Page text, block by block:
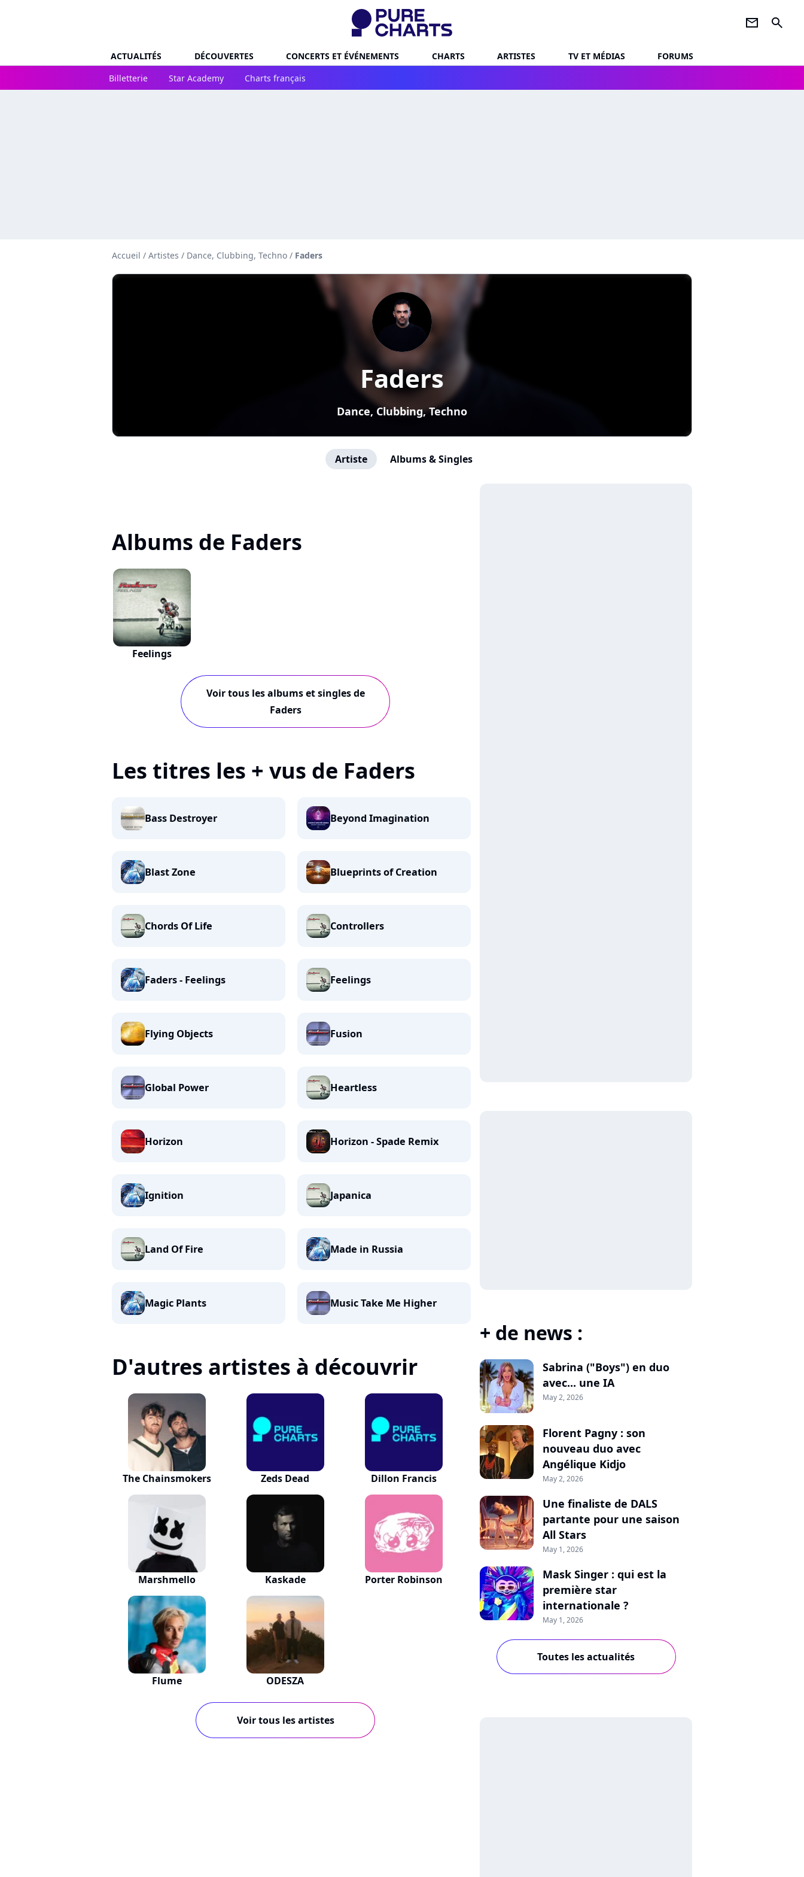
newsletter search
ACTUALITÉS DÉCOUVERTES CONCERTS ET ÉVÉNEMENTS CHARTS ARTISTES TV ET MÉDIAS
FORUMS
Billetterie
Star Academy Charts français
Accueil / Artistes / Dance, Clubbing, Techno / Faders
Faders
Dance, Clubbing, Techno
Artiste Albums & Singles
Albums de Faders
Feelings
Voir tous les albums et singles de
Faders
Les titres les + vus de Faders
Bass Destroyer Beyond Imagination
Blast Zone Blueprints of Creation
Chords Of Life Controllers
Faders - Feelings Feelings
Flying Objects Fusion
Global Power Heartless
Horizon Horizon - Spade Remix
Ignition Japanica
Land Of Fire Made in Russia
Magic Plants Music Take Me Higher
D'autres artistes à découvrir
The Chainsmokers Zeds Dead Dillon Francis
Marshmello Kaskade Porter Robinson
Flume ODESZA
Voir tous les artistes
+ de news :
Sabrina ("Boys") en duo
avec... une IA
May 2, 2026
Florent Pagny : son
nouveau duo avec
Angélique Kidjo
May 2, 2026
Une finaliste de DALS
partante pour une saison
All Stars
May 1, 2026
Mask Singer : qui est la
première star
internationale ?
May 1, 2026
Toutes les actualités